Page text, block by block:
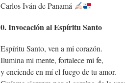
Carlos Iván de Panamá
0. Invocación al Espíritu Santo
Espíritu Santo, ven a mi corazón.
Ilumina mi mente, fortalece mi fe,
y enciende en mí el fuego de tu amor.